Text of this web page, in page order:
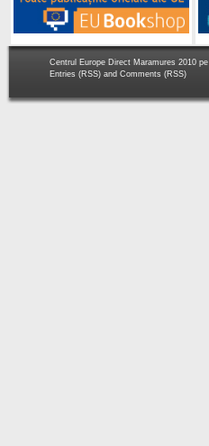
Centrul Europe Direct Maramures 2010 pe
Entries (RSS) and Comments (RSS)